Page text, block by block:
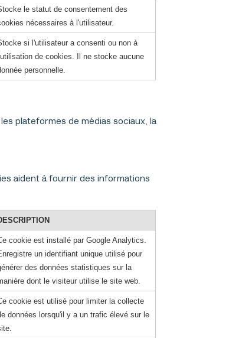
le statut de consentement des
nécessaires à l'utilisateur.
si l'utilisateur a consenti ou non à
de cookies. Il ne stocke aucune
personnelle.
plateformes de médias sociaux, la
aident à fournir des informations
cookie est installé par Google Analytics.
un identifiant unique utilisé pour
des données statistiques sur la
dont le visiteur utilise le site web.
cookie est utilisé pour limiter la collecte
données lorsqu'il y a un trafic élevé sur le